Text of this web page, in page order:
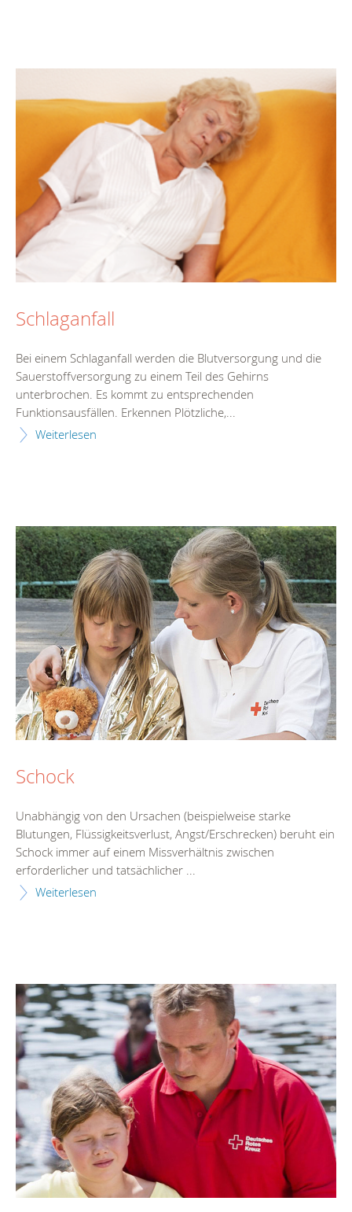
Schlaganfall
Bei einem Schlaganfall werden die Blutversorgung und die
Sauerstoffversorgung zu einem Teil des Gehirns
unterbrochen. Es kommt zu entsprechenden
Funktionsausfällen. Erkennen Plötzliche,...
Weiterlesen
Schock
Unabhängig von den Ursachen (beispielweise starke
Blutungen, Flüssigkeitsverlust, Angst/Erschrecken) beruht ein
Schock immer auf einem Missverhältnis zwischen
erforderlicher und tatsächlicher ...
Weiterlesen